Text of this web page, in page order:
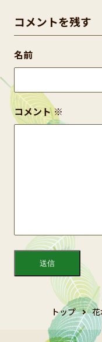
コメントを残す
コメント※
名前
トップ